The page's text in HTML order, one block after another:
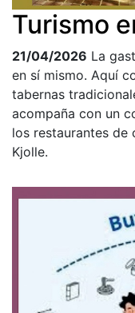
Turismo
21/04/2026 La
en sí mismo. Aquí
tabernas
acompaña con un
los restaurantes de
Kjolle.